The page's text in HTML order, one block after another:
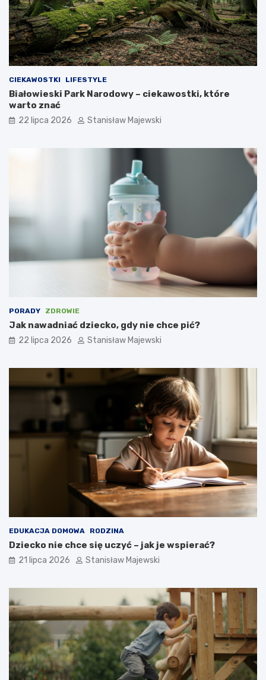
CIEKAWOSTKI LIFESTYLE
Białowieski Park Narodowy – ciekawostki, które
warto znać
22 lipca 2026 Stanisław Majewski
PORADY ZDROWIE
Jak nawadniać dziecko, gdy nie chce pić?
22 lipca 2026 Stanisław Majewski
EDUKACJA DOMOWA RODZINA
Dziecko nie chce się uczyć – jak je wspierać?
21 lipca 2026 Stanisław Majewski